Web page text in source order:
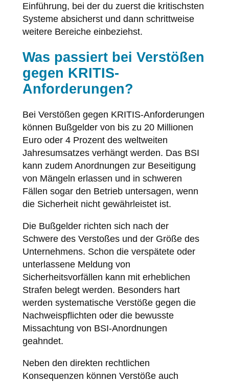
Einführung, bei der du zuerst die kritischsten
Systeme absicherst und dann schrittweise
weitere Bereiche einbeziehst.
Was passiert bei Verstößen
gegen KRITIS-
Anforderungen?
Bei Verstößen gegen KRITIS-Anforderungen
können Bußgelder von bis zu 20 Millionen
Euro oder 4 Prozent des weltweiten
Jahresumsatzes verhängt werden. Das BSI
kann zudem Anordnungen zur Beseitigung
von Mängeln erlassen und in schweren
Fällen sogar den Betrieb untersagen, wenn
die Sicherheit nicht gewährleistet ist.
Die Bußgelder richten sich nach der
Schwere des Verstoßes und der Größe des
Unternehmens. Schon die verspätete oder
unterlassene Meldung von
Sicherheitsvorfällen kann mit erheblichen
Strafen belegt werden. Besonders hart
werden systematische Verstöße gegen die
Nachweispflichten oder die bewusste
Missachtung von BSI-Anordnungen
geahndet.
Neben den direkten rechtlichen
Konsequenzen können Verstöße auch